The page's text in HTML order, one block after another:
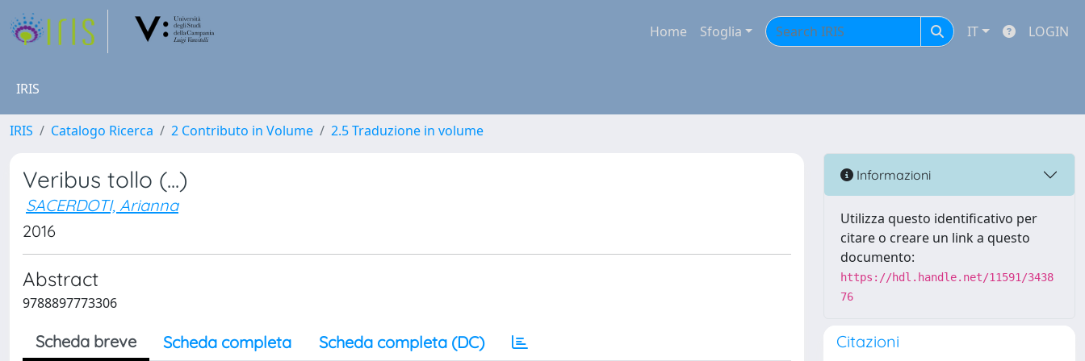
Home Sfoglia IT LOGIN
IRIS
IRIS Catalogo Ricerca 2 Contributo in Volume 2.5 Traduzione in volume
Veribus tollo (...)
SACERDOTI, Arianna
2016
Abstract
9788897773306
Scheda breve Scheda completa Scheda completa (DC)
Informazioni
Utilizza questo identificativo per
citare o creare un link a questo
documento:
https://hdl.handle.net/11591/3438
76
Citazioni